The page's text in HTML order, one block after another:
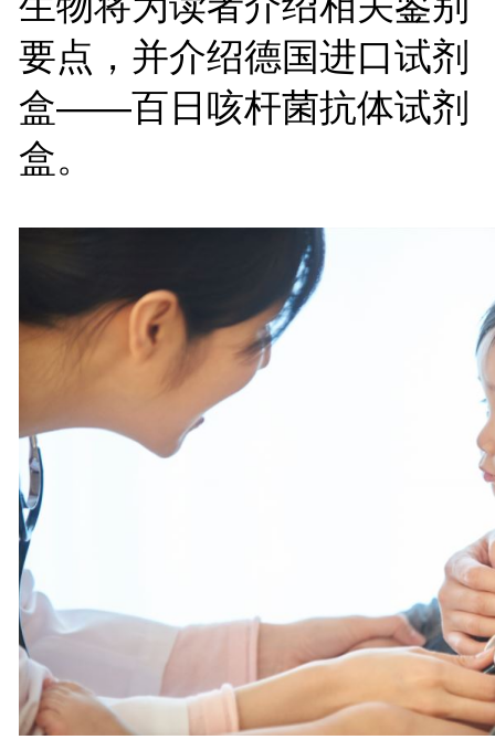
要点，并介绍德国进口试剂
盒——百日咳杆菌抗体试剂
盒。